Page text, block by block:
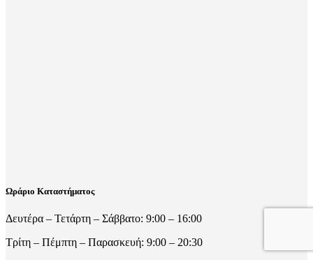
Ωράριο Καταστήματος
Δευτέρα – Τετάρτη – Σάββατο: 9:00 – 16:00
Τρίτη – Πέμπτη – Παρασκευή: 9:00 – 20:30